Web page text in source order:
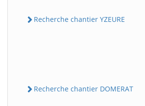
Recherche chantier YZEURE
Recherche chantier DOMERAT